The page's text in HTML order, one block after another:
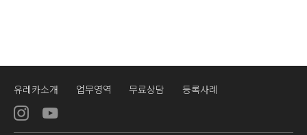
유레카소개 업무영역 무료상담 등록사례